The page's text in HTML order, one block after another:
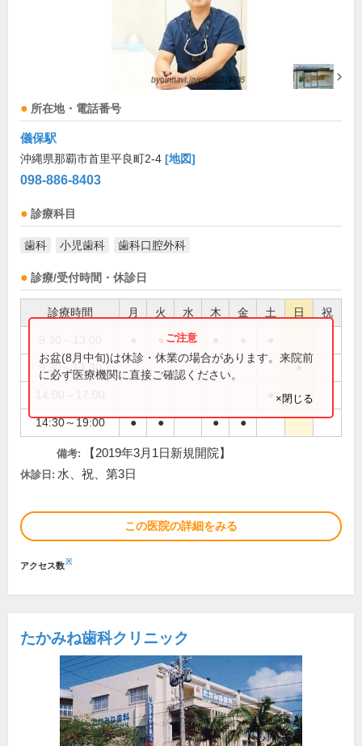
所在地・電話番号
儀保駅
沖縄県那覇市首里平良町2-4 [地図]
098-886-8403
診療科目
歯科 小児歯科 歯科口腔外科
診療/受付時間・休診日
診療時間 月 火 水 木 金 土 日 祝
9:30～13:30 ●
14:30～19:00 ● ● ● ●
お盆(8月中旬)は休診・休業の場合があります。来院前
に必ず医療機関に直接ご確認ください。
×閉じる
備考: 【2019年3月1日新規開院】
休診日: 水、祝、第3日
この医院の詳細をみる
アクセス数※
たかみね歯科クリニック